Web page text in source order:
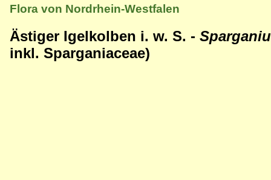
Flora von Nordrhein-Westfalen
Ästiger Igelkolben i. w. S. -
inkl. Sparganiaceae)